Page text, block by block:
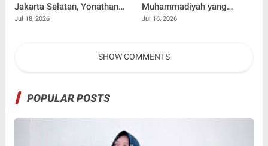
Jakarta Selatan, Yonathan
Adhi Putra Dipercaya
Jul 18, 2026
Muhammadiyah yang
Kelihatan "Kaku" Justru
Jul 16, 2026
SHOW COMMENTS
POPULAR POSTS